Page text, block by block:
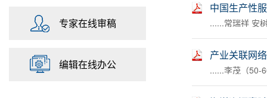
专家在线审稿
编辑在线办公
中国生产性
......常瑞祥 安
产业关联网
......李茂（50-